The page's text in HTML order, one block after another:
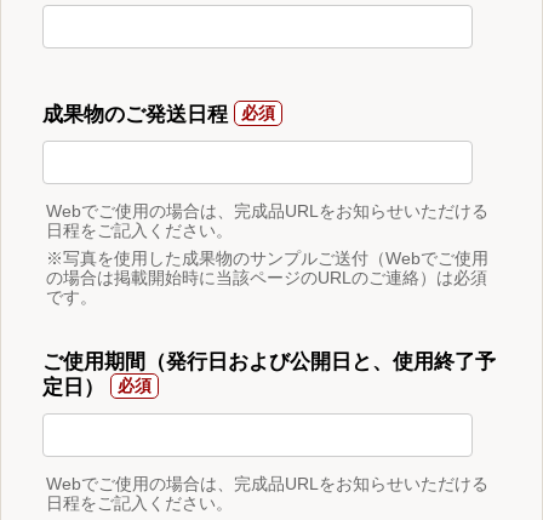
成果物のご発送日程
Webでご使用の場合は、完成品URLをお知らせいただける
日程をご記入ください。
※写真を使用した成果物のサンプルご送付（Webでご使用
の場合は掲載開始時に当該ページのURLのご連絡）は必須
です。
ご使用期間（発行日および公開日と、使用終了予
定日）
Webでご使用の場合は、完成品URLをお知らせいただける
日程をご記入ください。